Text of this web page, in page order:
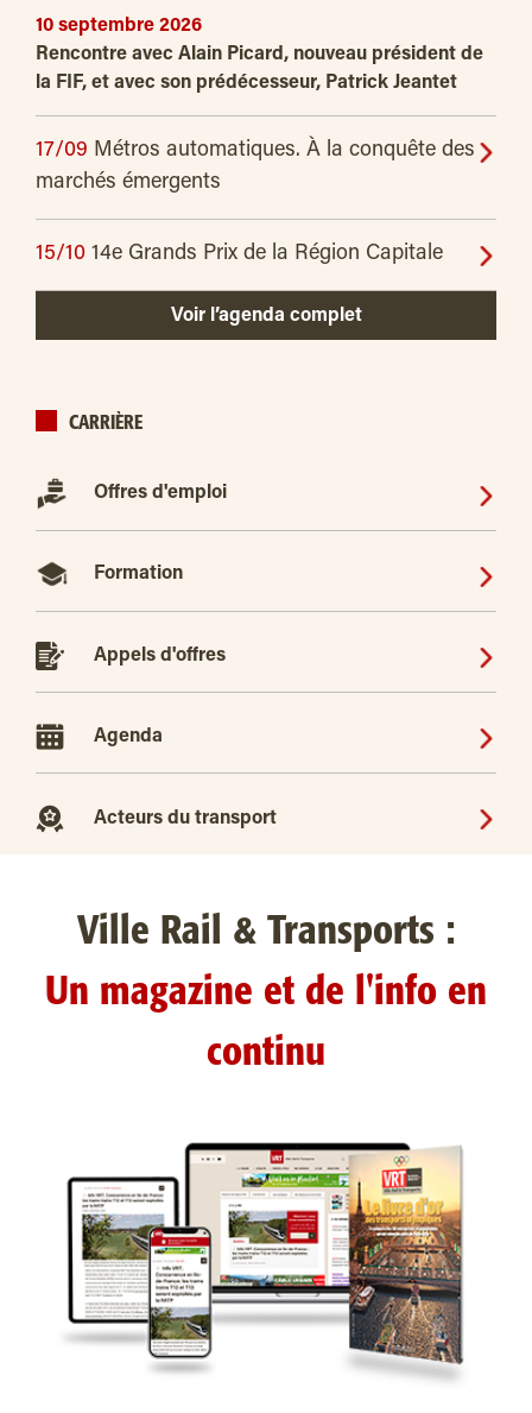
10 septembre 2026
Rencontre avec Alain Picard, nouveau président de
la FIF, et avec son prédécesseur, Patrick Jeantet
17/09 Métros automatiques. À la conquête des
marchés émergents
15/10 14e Grands Prix de la Région Capitale
Voir l’agenda complet
CARRIÈRE
Offres d'emploi
Formation
Appels d'offres
Agenda
Acteurs du transport
Ville Rail & Transports :
Un magazine et de l'info en
continu